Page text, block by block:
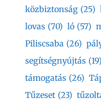
közbiztonság (25)
lovas (70) ló (57)
Piliscsaba (26)
segítségnyújtás (19)
támogatás (26)
Tűzeset (23)